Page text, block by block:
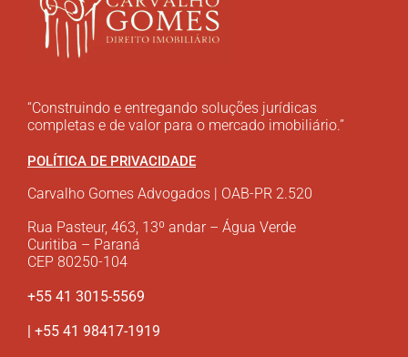
“Construindo e entregando soluções jurídicas
completas e de valor para o mercado imobiliário.”
POLÍTICA DE PRIVACIDADE
Carvalho Gomes Advogados | OAB-PR 2.520
Rua Pasteur, 463, 13º andar – Água Verde
Curitiba – Paraná
CEP 80250-104
+55 41 3015-5569
| +55 41 98417-1919